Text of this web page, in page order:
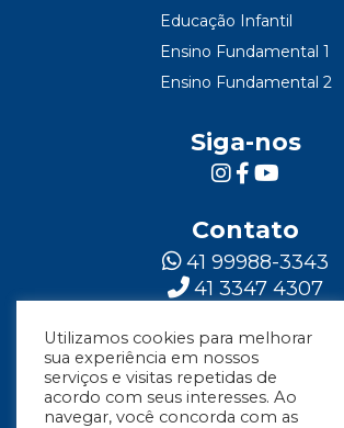
Educação Infantil
Ensino Fundamental 1
Ensino Fundamental 2
Siga-nos
Contato
41 99988-3343
41 3347 4307
Localização
Rua Major Vicente de
Fanny - Curitiba – Paraná
Utilizamos cookies para melhorar
sua experiência em nossos
serviços e visitas repetidas de
acordo com seus interesses. Ao
navegar, você concorda com as